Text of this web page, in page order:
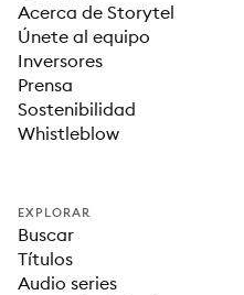
Acerca de Storytel
Únete al equipo
Inversores
Prensa
Sostenibilidad
Whistleblow
EXPLORAR
Buscar
Títulos
Audio series